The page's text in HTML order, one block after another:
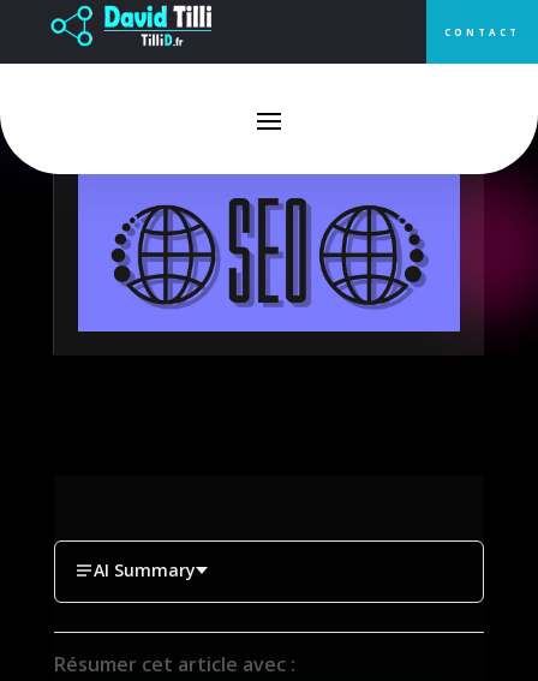
CONTACT
SEO un outil de référencement
efficace
AI Summary
Résumer cet article avec :